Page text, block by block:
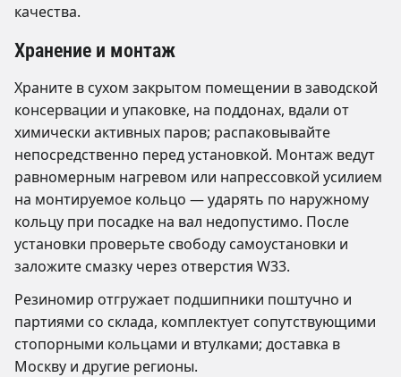
качества.
Хранение и монтаж
Храните в сухом закрытом помещении в заводской
консервации и упаковке, на поддонах, вдали от
химически активных паров; распаковывайте
непосредственно перед установкой. Монтаж ведут
равномерным нагревом или напрессовкой усилием
на монтируемое кольцо — ударять по наружному
кольцу при посадке на вал недопустимо. После
установки проверьте свободу самоустановки и
заложите смазку через отверстия W33.
Резиномир отгружает подшипники поштучно и
партиями со склада, комплектует сопутствующими
стопорными кольцами и втулками; доставка в
Москву и другие регионы.